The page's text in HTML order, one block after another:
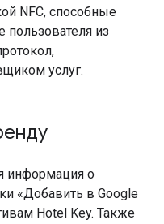
NFC, способные
пользователя из
услуг.
информация о
«Добавить в Google
Hotel Key. Также